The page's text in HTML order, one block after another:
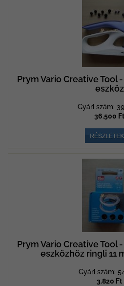
Prym Vario Creative Tool
eszköz
Gyári szám:
36.500 Ft
Prym Vario Creative Tool
eszközhöz ringli 11
Gyári szám:
3.820 Ft